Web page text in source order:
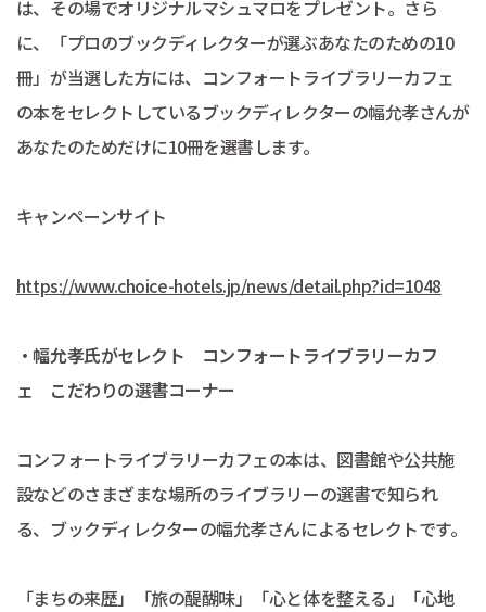
は、その場でオリジナルマシュマロをプレゼント。さら
に、「プロのブックディレクターが選ぶあなたのための10
冊」が当選した方には、コンフォートライブラリーカフェ
の本をセレクトしているブックディレクターの幅允孝さんが
あなたのためだけに10冊を選書します。
キャンペーンサイト
https://www.choice-hotels.jp/news/detail.php?id=1048
・幅允孝氏がセレクト コンフォートライブラリーカフ
ェ こだわりの選書コーナー
コンフォートライブラリーカフェの本は、図書館や公共施
設などのさまざまな場所のライブラリーの選書で知られ
る、ブックディレクターの幅允孝さんによるセレクトです。
「まちの来歴」「旅の醍醐味」「心と体を整える」「心地